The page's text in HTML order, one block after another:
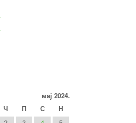
мај 2024.
Ч П С
Н